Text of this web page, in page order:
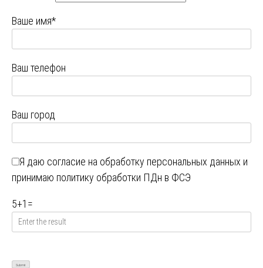
Ваше имя*
Ваш телефон
Ваш город
Я даю согласие на обработку персональных данных и
принимаю политику обработки ПДн в ФСЭ
5+1 =